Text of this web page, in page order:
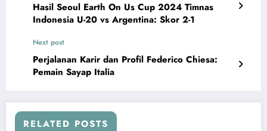
Hasil Seoul Earth On Us Cup 2024 Timnas
Indonesia U-20 vs Argentina: Skor 2-1
Next post
Perjalanan Karir dan Profil Federico Chiesa:
Pemain Sayap Italia
RELATED POSTS